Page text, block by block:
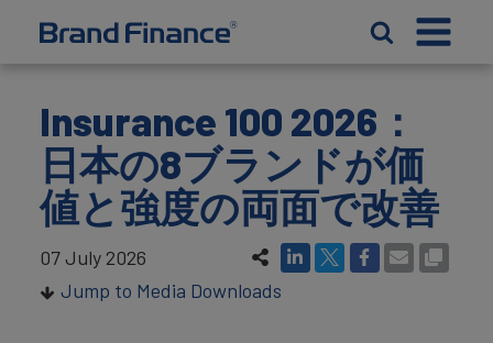
Insurance 100 2026：
日本の8ブランドが価
値と強度の両面で改善
07 July 2026
Jump to Media Downloads